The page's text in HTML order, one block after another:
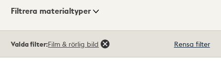
Visningsläge
Filtrera materialtyper
träffar
Valda filter:Film & rörlig bild Rensa filter